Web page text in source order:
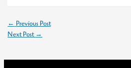
← Previous Post
Next Post →